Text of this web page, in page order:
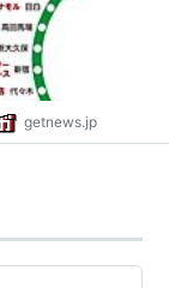
getnews.jp